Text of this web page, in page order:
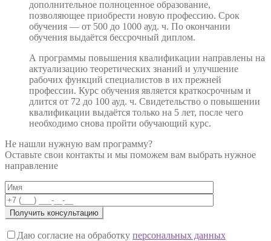
дополнительное полноценное образование,
позволяющее приобрести новую профессию. Срок
обучения — от 500 до 1000 ауд. ч. По окончании
обучения выдаётся бессрочный диплом.
А программы повышения квалификации направлены на
актуализацию теоретических знаний и улучшение
рабочих функций специалистов в их прежней
профессии. Курс обучения является краткосрочным и
длится от 72 до 100 ауд. ч. Свидетельство о повышении
квалификации выдаётся только на 5 лет, после чего
необходимо снова пройти обучающий курс.
Не нашли нужную вам программу?
Оставьте свои контакты и мы поможем вам выбрать нужное
направление
Даю согласие на обработку персональных данных